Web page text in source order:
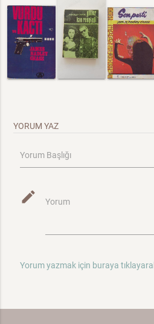
YORUM YAZ
Yorum Başlığı
mode_edit Yorum
Yorum yazmak için buraya